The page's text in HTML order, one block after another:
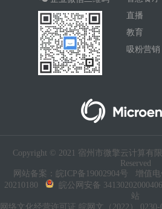
直播
教育
吸粉营销
Copyright © 2021 宿州市微擎云计算有
Reserved
网站备案：皖ICP备19002904号 增值电
20210180
皖公网安备
站
网络文化经营许可证 皖网文（2022） 0230-